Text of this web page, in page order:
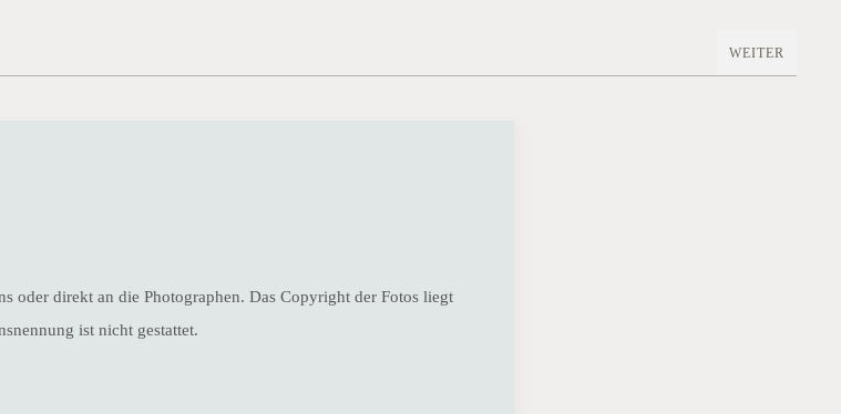
WEITER
oder direkt an die Photographen. Das Copyright der Fotos liegt
ist nicht gestattet.